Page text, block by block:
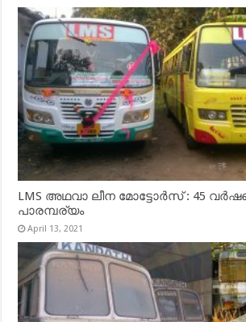
LMS അഥവാ ലീന മോട്ടോർസ് : 45
പാരമ്പര്യം
April 13, 2021